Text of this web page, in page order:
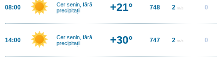
08:00
Cer senin, fără
precipitații
+21° 748 2 m/s 0
14:00
Cer senin, fără
precipitații
+30° 747 2 m/s 0